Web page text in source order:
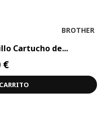
BROTHER
Cartucho de...
€